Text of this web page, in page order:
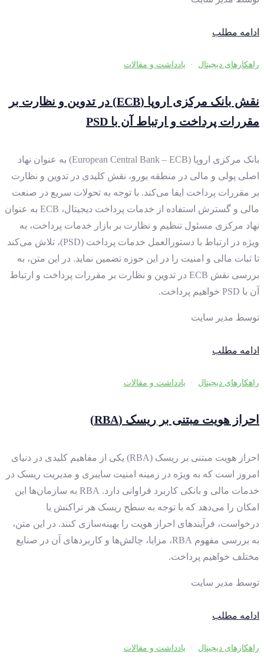
ادامه مطلب
راهکارهای دیجیتال · یادداشت و مقالات
نقش بانک مرکزی اروپا (ECB) در تدوین و نظارت بر
مقررات پرداخت و ارتباط آن با PSD
بانک مرکزی اروپا (European Central Bank – ECB) به عنوان نهاد
اصلی پولی و مالی در منطقه یورو، نقش کلیدی در تدوین و نظارت
بر مقررات پرداخت ایفا می‌کند. با توجه به تحولات سریع در صنعت
مالی و گسترش استفاده از خدمات پرداخت دیجیتال، ECB به عنوان
نهاد مرکزی مسئول تنظیم و نظارت بر بازار خدمات پرداخت، به
ویژه در ارتباط با دستورالعمل خدمات پرداخت (PSD)، تلاش می‌کند
تا ثبات مالی و امنیت را در این حوزه تضمین نماید. در این متن، به
بررسی نقش ECB در تدوین و نظارت بر مقررات پرداخت و ارتباط
آن با PSD خواهیم پرداخت.
توسط مدیر سایت
ادامه مطلب
راهکارهای دیجیتال · یادداشت و مقالات
احراز هویت مبتنی بر ریسک (RBA)
احراز هویت مبتنی بر ریسک (RBA) یکی از مفاهیم کلیدی در دنیای
امروز است که به ویژه در زمینه امنیت سایبری و مدیریت ریسک در
خدمات مالی و بانکی کاربرد فراوانی دارد. RBA به سازمان‌ها این
امکان را می‌دهد که با توجه به سطح ریسک هر تراکنش یا
درخواست، فرآیندهای احراز هویت را بهینه‌سازی کنند. در این متن،
به بررسی مفهوم RBA، مزایا، چالش‌ها و کاربردهای آن در صنایع
مختلف خواهیم پرداخت.
توسط مدیر سایت
ادامه مطلب
راهکارهای دیجیتال · یادداشت و مقالات